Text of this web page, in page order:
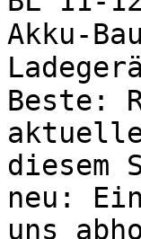
Akku-
Beste:
diesem
neu:
uns